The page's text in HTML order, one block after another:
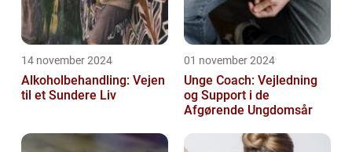
14 november 2024
Alkoholbehandling: Vejen
til et Sundere Liv
01 november 2024
Unge Coach: Vejledning
og Support i de
Afgørende Ungdomsår